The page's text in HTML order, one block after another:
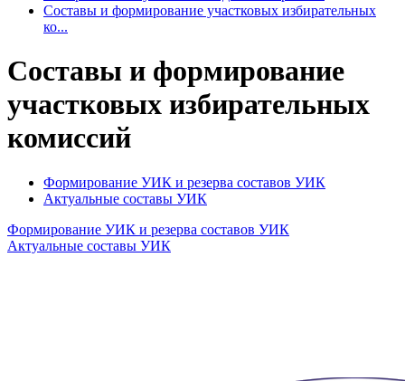
Составы и формирование участковых избирательных
ко...
Составы и формирование
участковых избирательных
комиссий
Формирование УИК и резерва составов УИК
Актуальные составы УИК
Формирование УИК и резерва составов УИК
Актуальные составы УИК